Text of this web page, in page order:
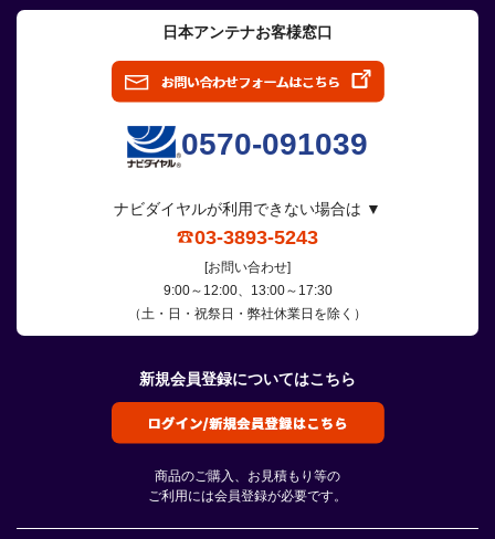
日本アンテナお客様窓口
0570-091039
ナビダイヤルが利用できない場合は ▼
03-3893-5243
[お問い合わせ]
9:00～12:00、13:00～17:30
（土・日・祝祭日・弊社休業日を除く）
新規会員登録についてはこちら
商品のご購入、お見積もり等の
ご利用には会員登録が必要です。